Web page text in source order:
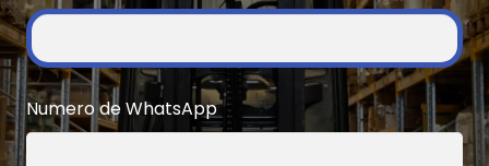
Numero de WhatsApp